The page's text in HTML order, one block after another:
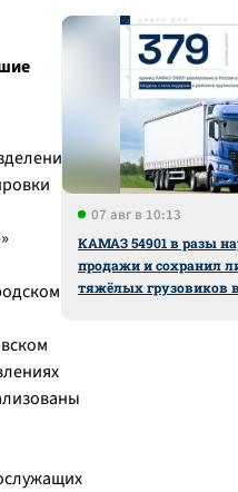
07 авг в 10:13
КАМАЗ 54901 в разы
продажи и сохранил
тяжёлых грузовиков